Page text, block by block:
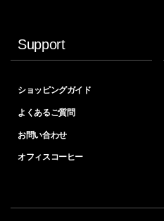
Support
ショッピングガイド
よくあるご質問
お問い合わせ
オフィスコーヒー